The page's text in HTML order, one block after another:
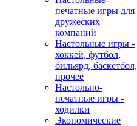
печатные игры для
дружеских
компаний
Настольные игры -
хоккей, футбол,
бильярд, баскетбол,
прочее
Настольно-
печатные игры -
ходилки
Экономические